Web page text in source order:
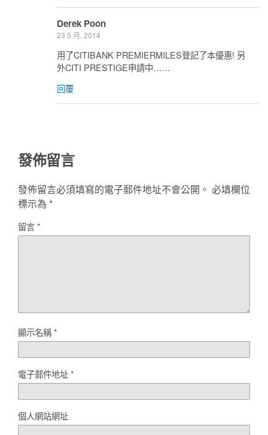
Derek Poon
23 5 月, 2014
用了CITIBANK PREMIERMILES登記了本優惠! 另
外CITI PRESTIGE申請中……
回覆
發佈留言
發佈留言必須填寫的電子郵件地址不會公開。 必填欄位
標示為 *
留言*
顯示名稱*
電子郵件地址*
個人網站網址